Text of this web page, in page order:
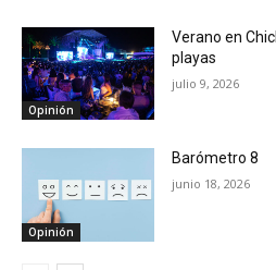
Opinión
Verano en
playas
julio 9, 2026
Opinión
Barómetro 8
junio 18, 2026